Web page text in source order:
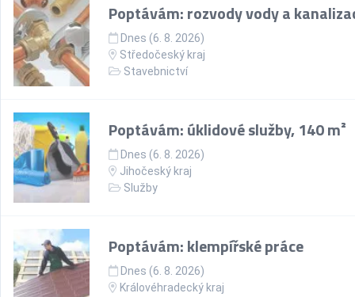
Poptávám: rozvody vody a
Dnes (6. 8. 2026)
Středočeský kraj
Stavebnictví
Poptávám: úklidové služby, 140 m²
Dnes (6. 8. 2026)
Jihočeský kraj
Služby
Poptávám: klempířské práce
Dnes (6. 8. 2026)
Královéhradecký kraj